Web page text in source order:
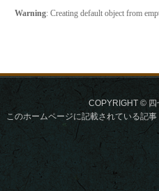
COPYRIGHT ©
このホームページに記載されている記